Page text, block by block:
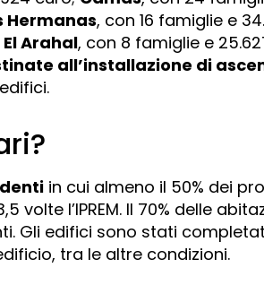
Hermanas, con 16 famiglie e
El Arahal, con 8 famiglie e
all’installazione di
in cui almeno il 50% dei
l’IPREM. Il 70% delle
Gli edifici sono stati
tra le altre condizioni.